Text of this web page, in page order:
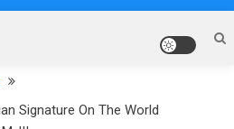
Signature On The World